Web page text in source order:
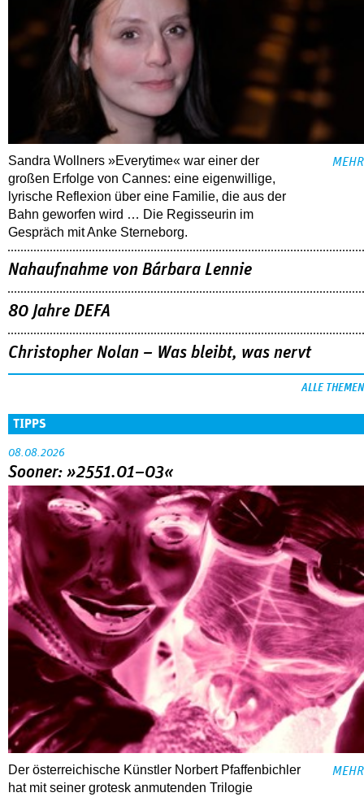
Sandra Wollners »Everytime« war einer der
großen Erfolge von Cannes: eine eigenwillige,
lyrische Reflexion über eine ­Familie, die aus der
Bahn geworfen wird … Die Regisseurin im
Gespräch mit Anke Sterneborg.
MEHR
Nahaufnahme von Bárbara Lennie
80 Jahre DEFA
Christopher Nolan – Was bleibt, was nervt
ALLE THEMEN
TIPPS
08.08.2026
Sooner: »2551.01–03«
Der österreichische Künstler Norbert Pfaffenbichler
hat mit seiner grotesk anmutenden Trilogie
MEHR